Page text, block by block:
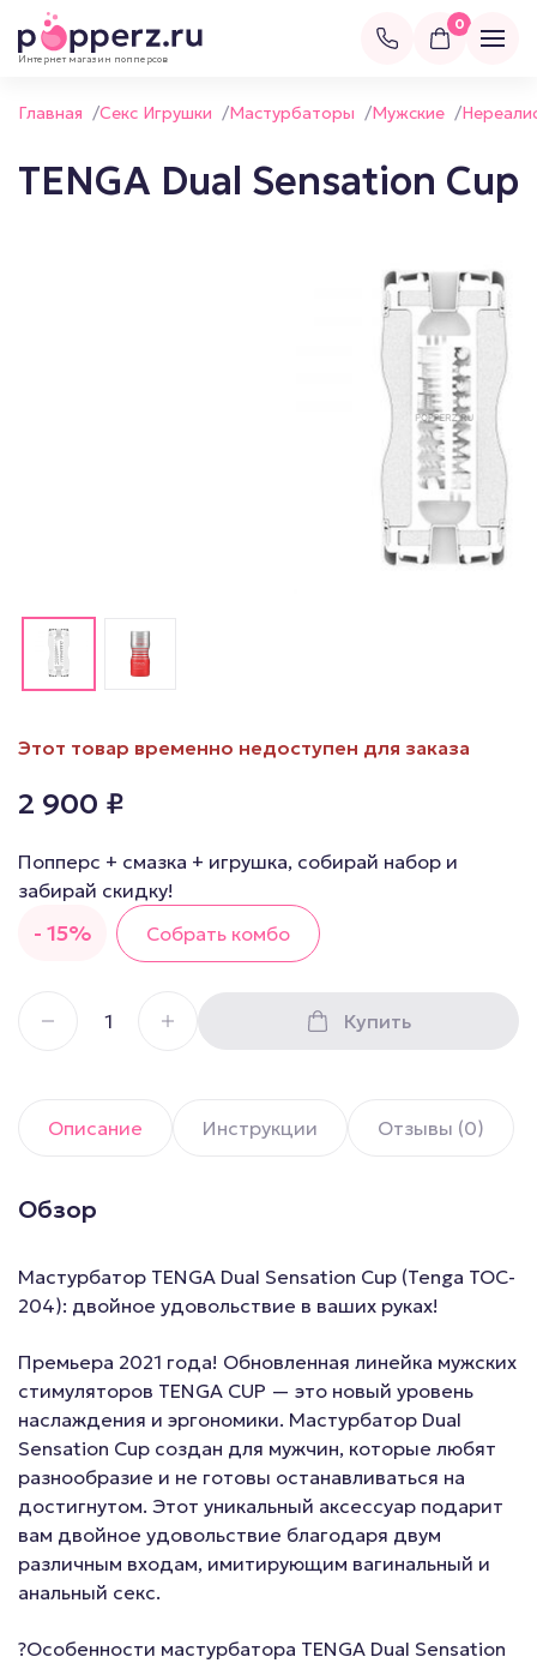
Интернет магазин попперсов
0
Главная /Секс Игрушки /Мастурбаторы /Мужские /
TENGA Dual Sensation Cup
Этот товар временно недоступен для заказа
2 900 ₽
- 15%
Попперс + смазка + игрушка, собирай набор и
забирай скидку!
Собрать комбо
Купить
Описание Инструкции Отзывы (0)
Обзор
Мастурбатор TENGA Dual Sensation Cup (Tenga TOC-
204): двойное удовольствие в ваших руках!
Премьера 2021 года! Обновленная линейка мужских
стимуляторов TENGA CUP — это новый уровень
наслаждения и эргономики. Мастурбатор Dual
Sensation Cup создан для мужчин, которые любят
разнообразие и не готовы останавливаться на
достигнутом. Этот уникальный аксессуар подарит
вам двойное удовольствие благодаря двум
различным входам, имитирующим вагинальный и
анальный секс.
?Особенности мастурбатора TENGA Dual Sensation